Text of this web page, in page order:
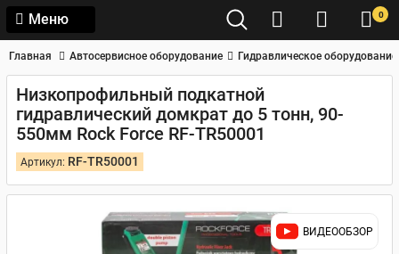
Меню 0
Главная Автосервисное оборудование Гидравлическое оборудование
Низкопрофильный подкатной
гидравлический домкрат до 5 тонн, 90-
550мм Rock Force RF-TR50001
Артикул: RF-TR50001
ВИДЕООБЗОР